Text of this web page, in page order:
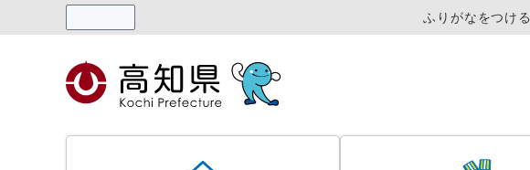
ふりがなをつける